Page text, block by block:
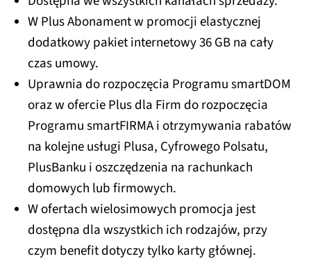
W Plus Abonament w promocji elastycznej
dodatkowy pakiet internetowy 36 GB na cały
czas umowy.
Uprawnia do rozpoczęcia Programu smartDOM
oraz w ofercie Plus dla Firm do rozpoczęcia
Programu smartFIRMA i otrzymywania rabatów
na kolejne usługi Plusa, Cyfrowego Polsatu,
PlusBanku i oszczędzenia na rachunkach
domowych lub firmowych.
W ofertach wielosimowych promocja jest
dostępna dla wszystkich ich rodzajów, przy
czym benefit dotyczy tylko karty głównej.